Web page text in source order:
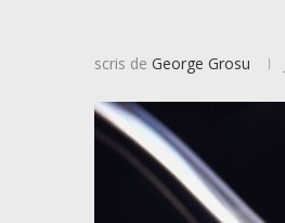
scris de George Grosu